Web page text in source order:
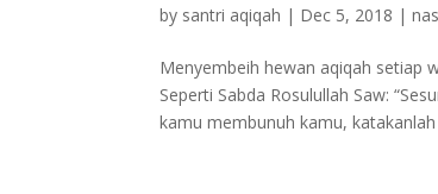
by santri aqiqah | Dec 5, 2018 |
Menyembeih hewan aqiqah setiap
Seperti Sabda Rosulullah Saw:
kamu membunuh kamu, katakanlah